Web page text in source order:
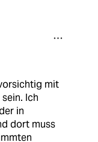
mit
Ich
in
dort muss